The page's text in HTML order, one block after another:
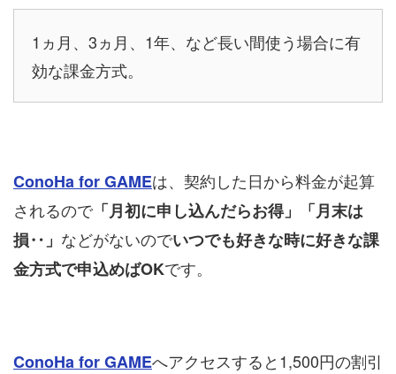
1ヵ月、3ヵ月、1年、など長い間使う場合に有
効な課金方式。
ConoHa for GAMEは、契約した日から料金が起算
されるので「月初に申し込んだらお得」「月末は
損‥」 などがないのでいつでも好きな時に好きな課
金方式で申込めばOKです。
ConoHa for GAMEへアクセスすると1,500円の割引